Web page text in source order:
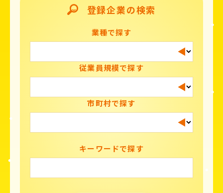
登録企業の検索
業種で探す
従業員規模で探す
市町村で探す
キーワードで探す